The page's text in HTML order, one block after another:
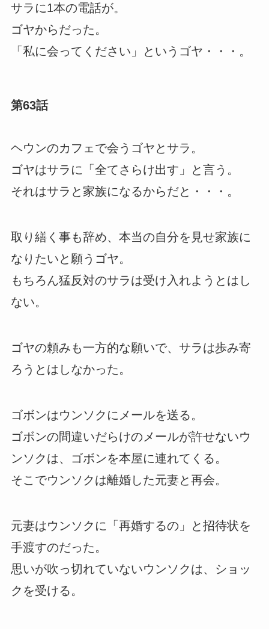
サラに1本の電話が。
ゴヤからだった。
「私に会ってください」というゴヤ・・・。
第63話
ヘウンのカフェで会うゴヤとサラ。
ゴヤはサラに「全てさらけ出す」と言う。
それはサラと家族になるからだと・・・。
取り繕く事も辞め、本当の自分を見せ家族に
なりたいと願うゴヤ。
もちろん猛反対のサラは受け入れようとはし
ない。
ゴヤの頼みも一方的な願いで、サラは歩み寄
ろうとはしなかった。
ゴボンはウンソクにメールを送る。
ゴボンの間違いだらけのメールが許せないウ
ンソクは、ゴボンを本屋に連れてくる。
そこでウンソクは離婚した元妻と再会。
元妻はウンソクに「再婚するの」と招待状を
手渡すのだった。
思いが吹っ切れていないウンソクは、ショッ
クを受ける。